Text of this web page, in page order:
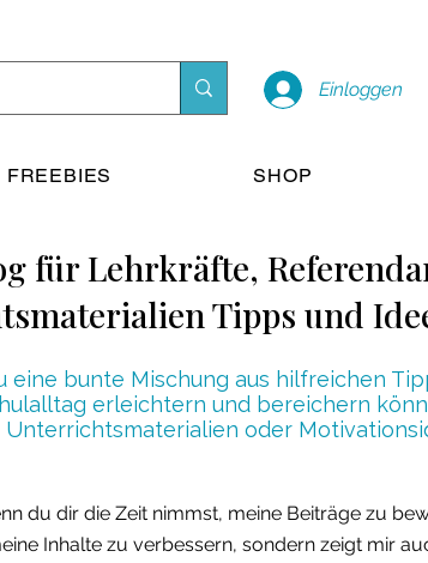
Einloggen
FREEBIES SHOP
für Lehrkräfte,
Tipps und
eine bunte Mischung aus hilfreichen
erleichtern und bereichern
oder
du dir die Zeit nimmst, meine Beiträge zu
Inhalte zu verbessern, sondern zeigt mir